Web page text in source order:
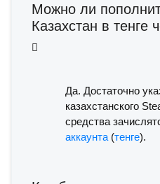
Можно ли
Казахстан в тенге
Да. Достаточно
казахстанского
средства
аккаунта (тенге).